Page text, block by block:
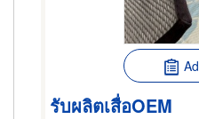
รับผลิตเสื่อOEM